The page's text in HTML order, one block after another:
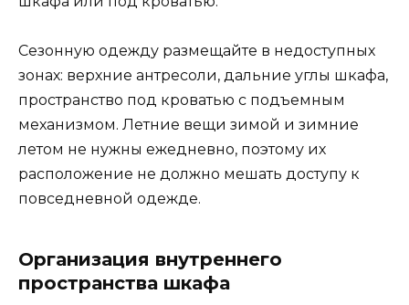
Сезонную одежду размещайте в недоступных
зонах: верхние антресоли, дальние углы шкафа,
пространство под кроватью с подъемным
механизмом. Летние вещи зимой и зимние
летом не нужны ежедневно, поэтому их
расположение не должно мешать доступу к
повседневной одежде.
Организация внутреннего
пространства шкафа